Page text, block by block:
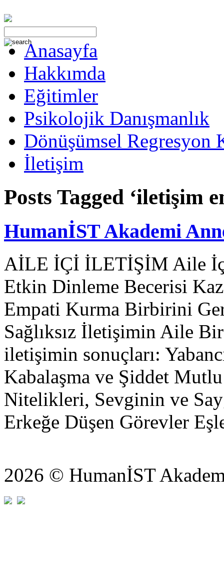
Anasayfa
Hakkımda
Eğitimler
Psikolojik Danışmanlık
Dönüşümsel Regresyon
İletişim
Posts Tagged ‘iletişim
HumanİST Akademi
AİLE İÇİ İLETİŞİM Aile
Etkin Dinleme Becerisi
Empati Kurma Birbirini
Sağlıksız İletişimin Aile
iletişimin sonuçları:
Kabalaşma ve Şiddet
Nitelikleri, Sevginin ve
Erkeğe Düşen Görevler
2026 © HumanİST